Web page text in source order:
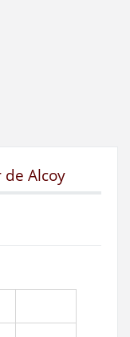
de Alcoy